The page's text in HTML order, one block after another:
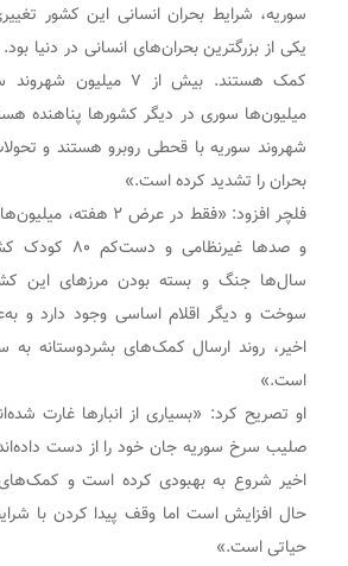
سوریه، شرایط بحران انسانی این کشور
کمک هستند. بیش از ۷
شهروند سوریه با قحطی روبرو هستند و
بحران را تشدید کرده است.»
فلچر افزود: «فقط در عرض
و صدها
سال‌ها جنگ و بسته بودن مرزهای این
سوخت و دیگر اقلام اساسی وجود دارد و
اخیر، روند ارسال کمک‌های بشردوستانه به
است.»
او تصریح کرد: «بسیاری از انبارها غارت
صلیب سرخ سوریه جان خود را از دست
اخیر شروع به بهبودی کرده است و
حال افزایش است اما وقف پیدا کردن با
حیاتی است.»